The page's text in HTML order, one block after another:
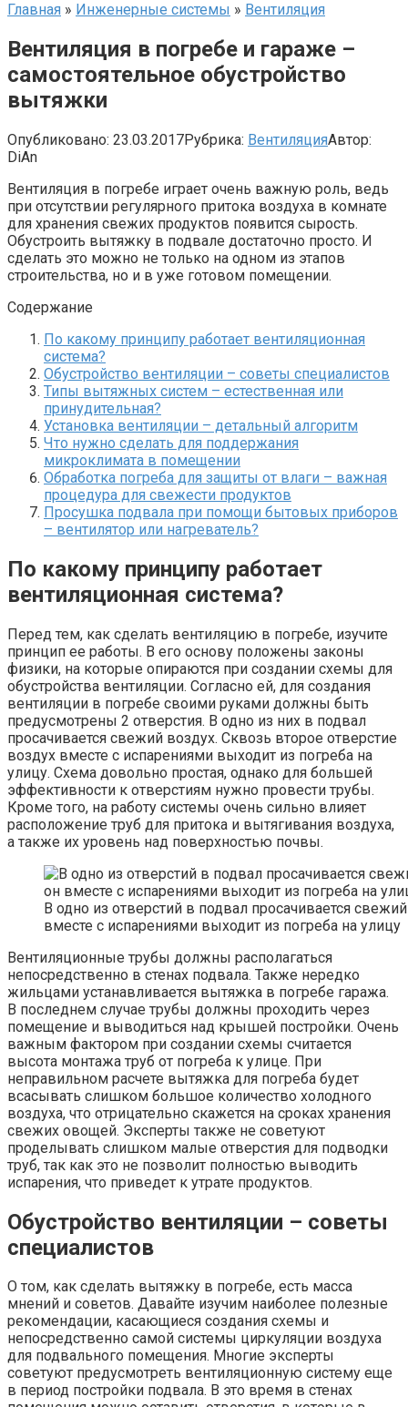
Главная » Инженерные системы » Вентиляция
Вентиляция в погребе и гараже –
самостоятельное обустройство
вытяжки
Опубликовано: 23.03.2017Рубрика: ВентиляцияАвтор:
DiAn
Вентиляция в погребе играет очень важную роль, ведь
при отсутствии регулярного притока воздуха в комнате
для хранения свежих продуктов появится сырость.
Обустроить вытяжку в подвале достаточно просто. И
сделать это можно не только на одном из этапов
строительства, но и в уже готовом помещении.
Содержание
По какому принципу работает вентиляционная
система?
Обустройство вентиляции – советы специалистов
Типы вытяжных систем – естественная или
принудительная?
Установка вентиляции – детальный алгоритм
Что нужно сделать для поддержания
микроклимата в помещении
Обработка погреба для защиты от влаги – важная
процедура для свежести продуктов
Просушка подвала при помощи бытовых приборов
– вентилятор или нагреватель?
По какому принципу работает
вентиляционная система?
Перед тем, как сделать вентиляцию в погребе, изучите
принцип ее работы. В его основу положены законы
физики, на которые опираются при создании схемы для
обустройства вентиляции. Согласно ей, для создания
вентиляции в погребе своими руками должны быть
предусмотрены 2 отверстия. В одно из них в подвал
просачивается свежий воздух. Сквозь второе отверстие
воздух вместе с испарениями выходит из погреба на
улицу. Схема довольно простая, однако для большей
эффективности к отверстиям нужно провести трубы.
Кроме того, на работу системы очень сильно влияет
расположение труб для притока и вытягивания воздуха,
а также их уровень над поверхностью почвы.
В одно из отверстий в подвал просачивается
вместе с испарениями выходит из погреба на улицу
Вентиляционные трубы должны располагаться
непосредственно в стенах подвала. Также нередко
жильцами устанавливается вытяжка в погребе гаража.
В последнем случае трубы должны проходить через
помещение и выводиться над крышей постройки. Очень
важным фактором при создании схемы считается
высота монтажа труб от погреба к улице. При
неправильном расчете вытяжка для погреба будет
всасывать слишком большое количество холодного
воздуха, что отрицательно скажется на сроках хранения
свежих овощей. Эксперты также не советуют
проделывать слишком малые отверстия для подводки
труб, так как это не позволит полностью выводить
испарения, что приведет к утрате продуктов.
Обустройство вентиляции – советы
специалистов
О том, как сделать вытяжку в погребе, есть масса
мнений и советов. Давайте изучим наиболее полезные
рекомендации, касающиеся создания схемы и
непосредственно самой системы циркуляции воздуха
для подвального помещения. Многие эксперты
советуют предусмотреть вентиляционную систему еще
в период постройки подвала. В это время в стенах